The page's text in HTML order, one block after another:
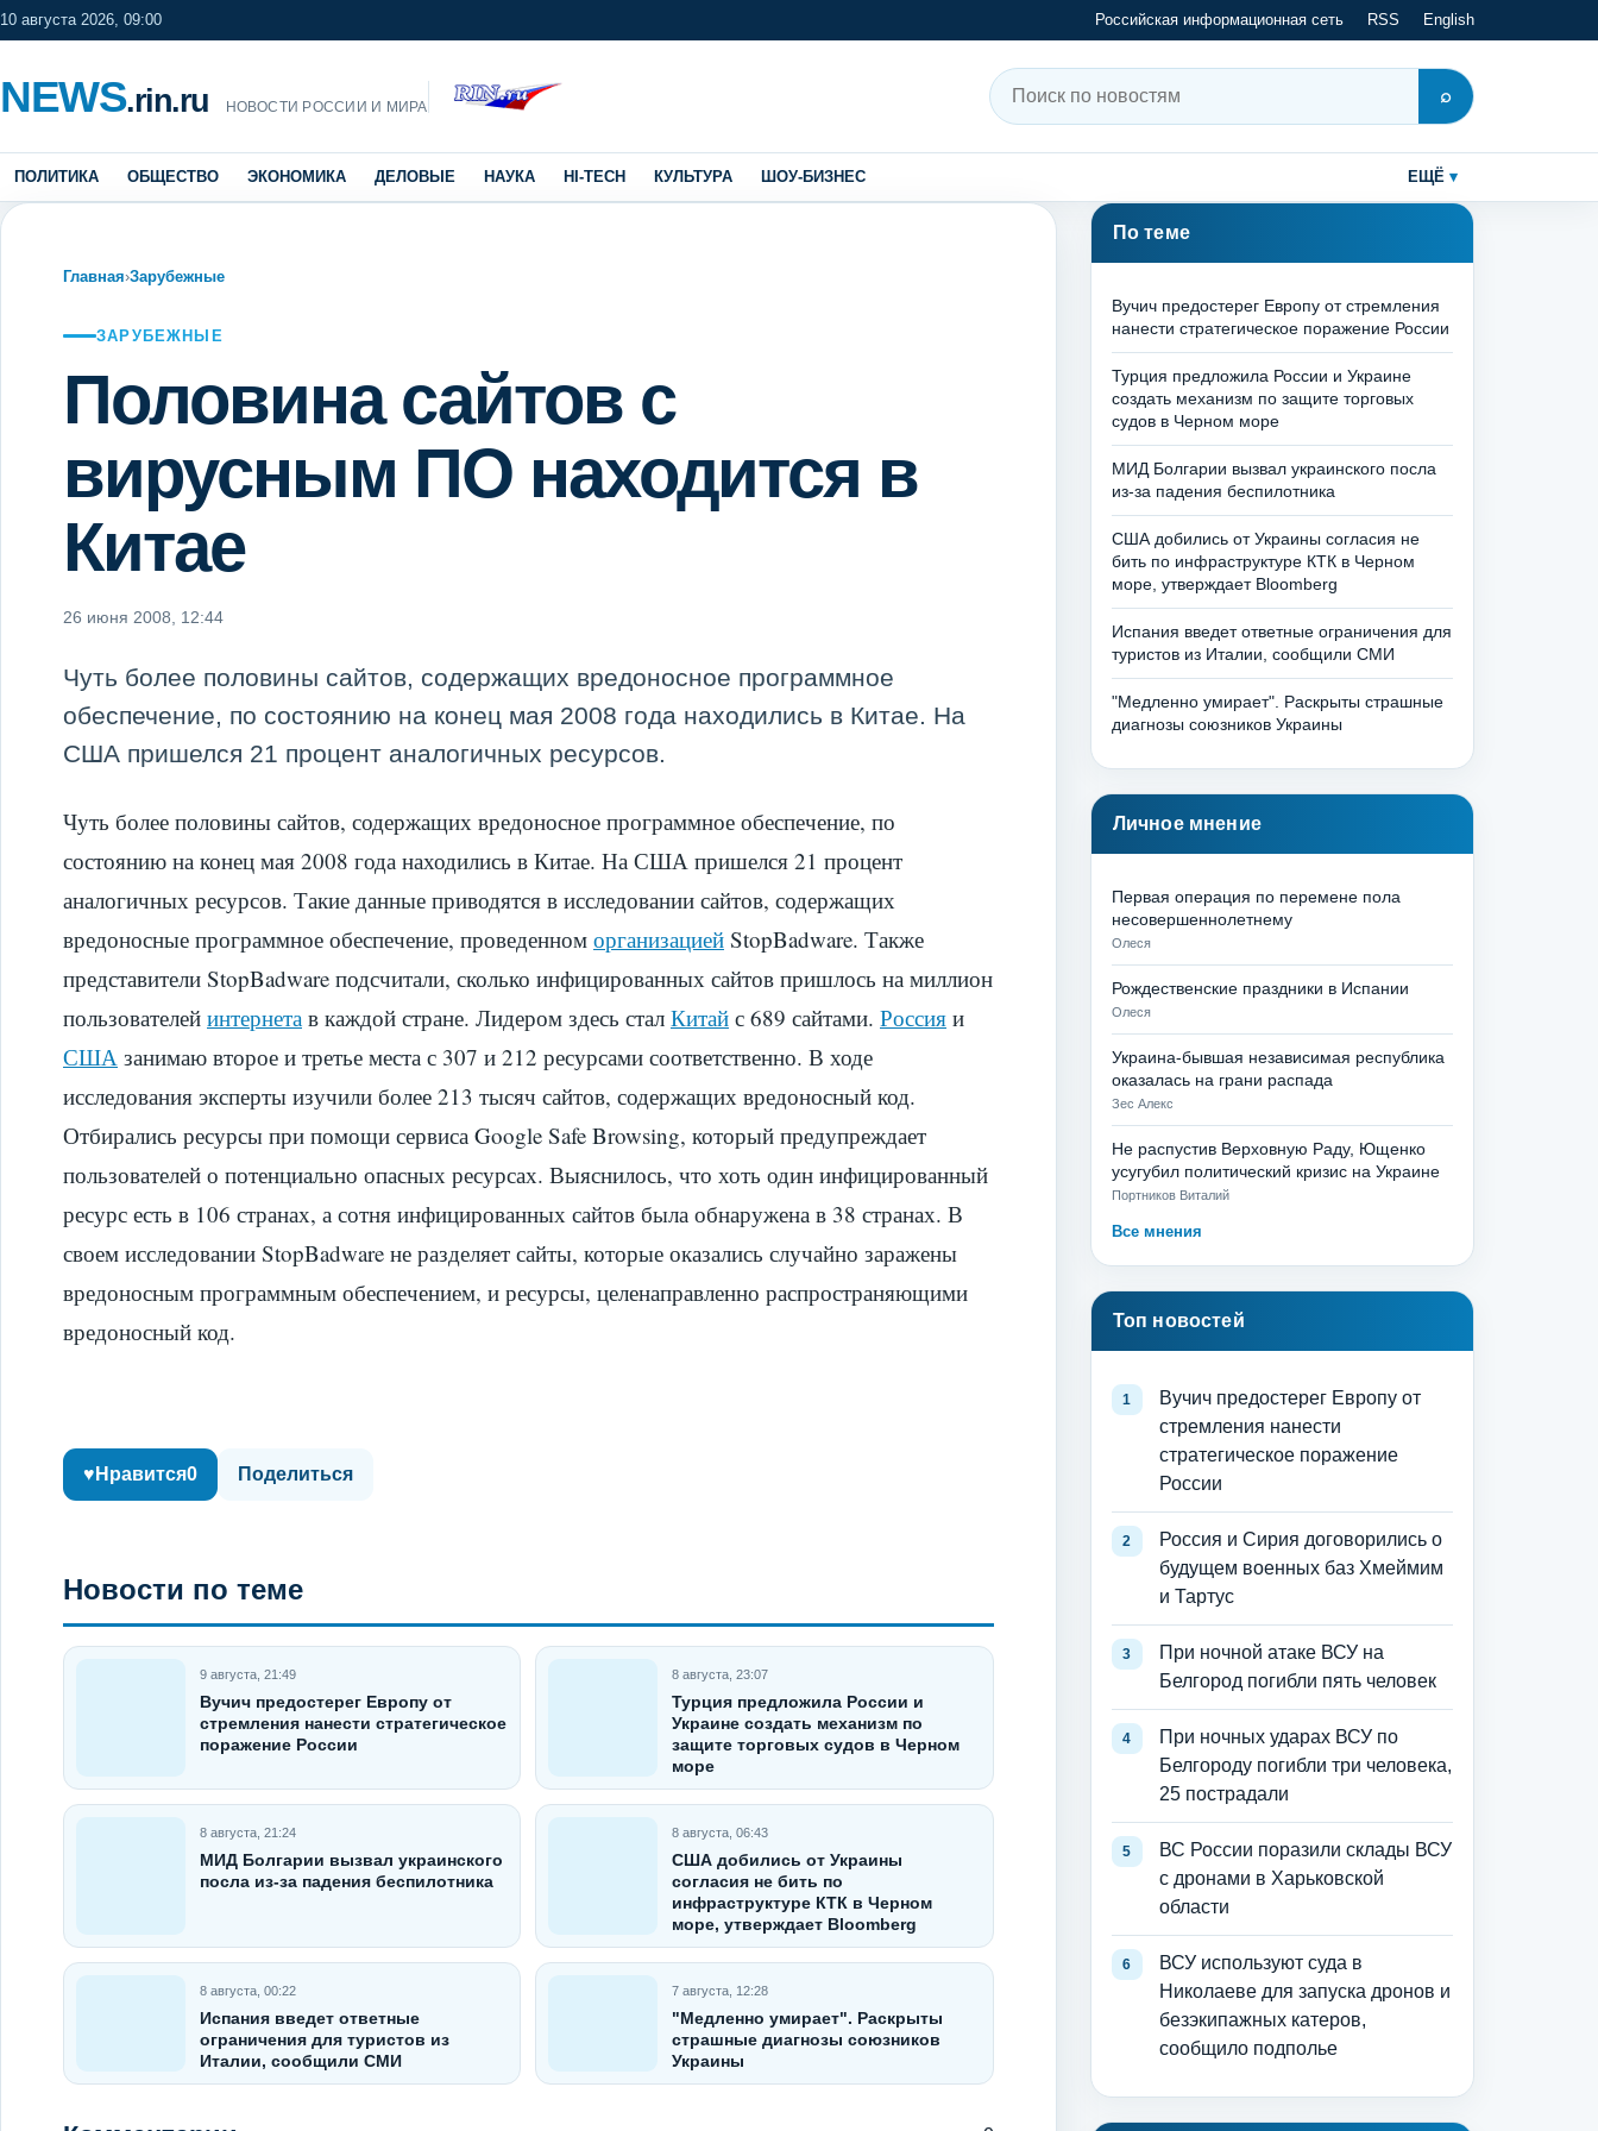
10 августа 2026, 09:00 Российская информационная сеть RSS English
NEWS.rin.ru НОВОСТИ РОССИИ И МИРА
Поиск
⌕
ПОЛИТИКА ОБЩЕСТВО ЭКОНОМИКА ДЕЛОВЫЕ НАУКА HI-TECH КУЛЬТУРА ШОУ-БИЗНЕС ЕЩЁ
Главная›Зарубежные
ЗАРУБЕЖНЫЕ
Половина сайтов с
вирусным ПО находится в
Китае
26 июня 2008, 12:44
Чуть более половины сайтов, содержащих вредоносное программное
обеспечение, по состоянию на конец мая 2008 года находились в Китае. На
США пришелся 21 процент аналогичных ресурсов.
Чуть более половины сайтов, содержащих вредоносное программное обеспечение, по
состоянию на конец мая 2008 года находились в Китае. На США пришелся 21 процент
аналогичных ресурсов. Такие данные приводятся в исследовании сайтов, содержащих
вредоносные программное обеспечение, проведенном организацией StopBadware. Также
представители StopBadware подсчитали, сколько инфицированных сайтов пришлось на миллион
пользователей интернета в каждой стране. Лидером здесь стал Китай с 689 сайтами. Россия и
США занимаю второе и третье места с 307 и 212 ресурсами соответственно. В ходе
исследования эксперты изучили более 213 тысяч сайтов, содержащих вредоносный код.
Отбирались ресурсы при помощи сервиса Google Safe Browsing, который предупреждает
пользователей о потенциально опасных ресурсах. Выяснилось, что хоть один инфицированный
ресурс есть в 106 странах, а сотня инфицированных сайтов была обнаружена в 38 странах. В
своем исследовании StopBadware не разделяет сайты, которые оказались случайно заражены
вредоносным программным обеспечением, и ресурсы, целенаправленно распространяющими
вредоносный код.
♥ Нравится0 Поделиться
Новости по теме
9 августа, 21:49
Вучич предостерег Европу от
стремления нанести стратегическое
поражение России
8 августа, 23:07
Турция предложила России и
Украине создать механизм по
защите торговых судов в Черном
море
8 августа, 21:24
МИД Болгарии вызвал украинского
посла из-за падения беспилотника
8 августа, 06:43
США добились от Украины
согласия не бить по
инфраструктуре КТК в Черном
море, утверждает Bloomberg
8 августа, 00:22
Испания введет ответные
ограничения для туристов из
Италии, сообщили СМИ
7 августа, 12:28
"Медленно умирает". Раскрыты
страшные диагнозы союзников
Украины
По теме
Вучич предостерег Европу от стремления
нанести стратегическое поражение России
Турция предложила России и Украине
создать механизм по защите торговых
судов в Черном море
МИД Болгарии вызвал украинского посла
из-за падения беспилотника
США добились от Украины согласия не
бить по инфраструктуре КТК в Черном
море, утверждает Bloomberg
Испания введет ответные ограничения для
туристов из Италии, сообщили СМИ
"Медленно умирает". Раскрыты страшные
диагнозы союзников Украины
Личное мнение
Первая операция по перемене пола
несовершеннолетнему
Олеся
Рождественские праздники в Испании
Олеся
Украина-бывшая независимая республика
оказалась на грани распада
Зес Алекс
Не распустив Верховную Раду, Ющенко
усугубил политический кризис на Украине
Портников Виталий
Все мнения
Топ новостей
Вучич предостерег Европу от
стремления нанести
стратегическое поражение
России
Россия и Сирия договорились о
будущем военных баз Хмеймим
и Тартус
При ночной атаке ВСУ на
Белгород погибли пять человек
При ночных ударах ВСУ по
Белгороду погибли три человека,
25 пострадали
ВС России поразили склады ВСУ
с дронами в Харьковской
области
ВСУ используют суда в
Николаеве для запуска дронов и
безэкипажных катеров,
сообщило подполье